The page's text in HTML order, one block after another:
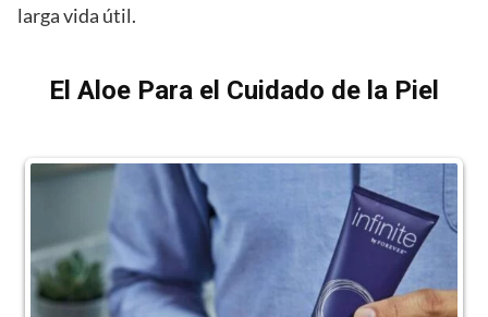
larga vida útil.
El Aloe Para el Cuidado de la Piel